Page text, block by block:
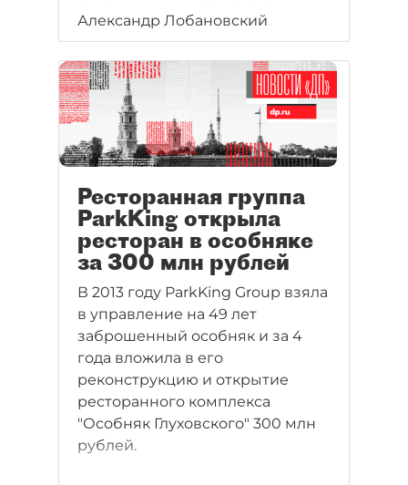
изучения спроса до
недобросовестных практик
риелторов.
Александр Лобановский
Ресторанная группа
ParkKing открыла
ресторан в особняке
за 300 млн рублей
В 2013 году ParkKing Group взяла
в управление на 49 лет
заброшенный особняк и за 4
года вложила в его
реконструкцию и открытие
ресторанного комплекса
"Особняк Глуховского" 300 млн
рублей.